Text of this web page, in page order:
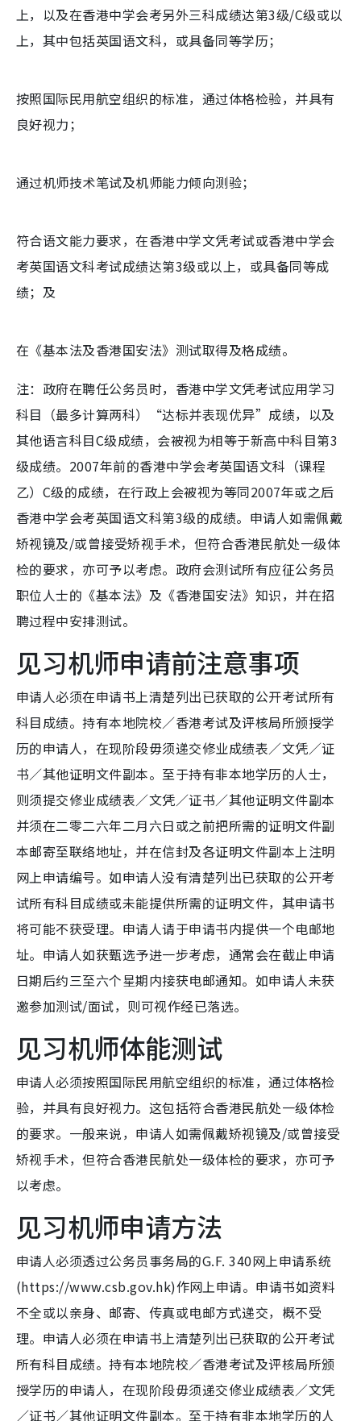
上，以及在香港中学会考另外三科成绩达第3级/C级或以
上，其中包括英国语文科，或具备同等学历；
按照国际民用航空组织的标准，通过体格检验，并具有
良好视力；
通过机师技术笔试及机师能力倾向测验；
符合语文能力要求，在香港中学文凭考试或香港中学会
考英国语文科考试成绩达第3级或以上，或具备同等成
绩；及
在《基本法及香港国安法》测试取得及格成绩。
注：政府在聘任公务员时，香港中学文凭考试应用学习
科目（最多计算两科）“达标并表现优异”成绩，以及
其他语言科目C级成绩，会被视为相等于新高中科目第3
级成绩。2007年前的香港中学会考英国语文科（课程
乙）C级的成绩，在行政上会被视为等同2007年或之后
香港中学会考英国语文科第3级的成绩。申请人如需佩戴
矫视镜及/或曾接受矫视手术，但符合香港民航处一级体
检的要求，亦可予以考虑。政府会测试所有应征公务员
职位人士的《基本法》及《香港国安法》知识，并在招
聘过程中安排测试。
见习机师申请前注意事项
申请人必须在申请书上清楚列出已获取的公开考试所有
科目成绩。持有本地院校／香港考试及评核局所颁授学
历的申请人，在现阶段毋须递交修业成绩表／文凭／证
书／其他证明文件副本。至于持有非本地学历的人士，
则须提交修业成绩表／文凭／证书／其他证明文件副本
并须在二零二六年二月六日或之前把所需的证明文件副
本邮寄至联络地址，并在信封及各证明文件副本上注明
网上申请编号。如申请人没有清楚列出已获取的公开考
试所有科目成绩或未能提供所需的证明文件，其申请书
将可能不获受理。申请人请于申请书内提供一个电邮地
址。申请人如获甄选予进一步考虑，通常会在截止申请
日期后约三至六个星期内接获电邮通知。如申请人未获
邀参加测试/面试，则可视作经已落选。
见习机师体能测试
申请人必须按照国际民用航空组织的标准，通过体格检
验，并具有良好视力。这包括符合香港民航处一级体检
的要求。一般来说，申请人如需佩戴矫视镜及/或曾接受
矫视手术，但符合香港民航处一级体检的要求，亦可予
以考虑。
见习机师申请方法
申请人必须透过公务员事务局的G.F. 340网上申请系统
(https://www.csb.gov.hk)作网上申请。申请书如资料
不全或以亲身、邮寄、传真或电邮方式递交，概不受
理。申请人必须在申请书上清楚列出已获取的公开考试
所有科目成绩。持有本地院校／香港考试及评核局所颁
授学历的申请人，在现阶段毋须递交修业成绩表／文凭
／证书／其他证明文件副本。至于持有非本地学历的人